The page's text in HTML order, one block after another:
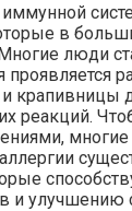
иммунной
в
люди
проявляется
крапивницы
реакций.
улучшению